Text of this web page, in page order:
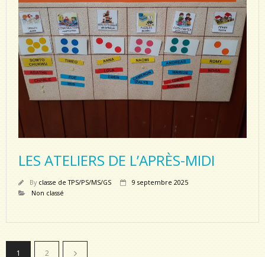
LES ATELIERS DE L’APRÈS-MIDI
By classe de TPS/PS/MS/GS
9 septembre 2025
Non classé
1 2